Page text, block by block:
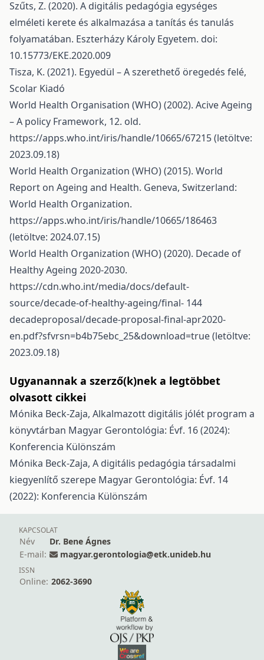
Szűts, Z. (2020). A digitális pedagógia egységes
elméleti kerete és alkalmazása a tanítás és tanulás
folyamatában. Eszterházy Károly Egyetem. doi:
10.15773/EKE.2020.009
Tisza, K. (2021). Egyedül – A szerethető öregedés felé,
Scolar Kiadó
World Health Organisation (WHO) (2002). Acive Ageing
– A policy Framework, 12. old.
https://apps.who.int/iris/handle/10665/67215(letöltve:
2023.09.18)
World Health Organization (WHO) (2015). World
Report on Ageing and Health. Geneva, Switzerland:
World Health Organization.
https://apps.who.int/iris/handle/10665/186463
(letöltve: 2024.07.15)
World Health Organization (WHO) (2020). Decade of
Healthy Ageing 2020-2030.
https://cdn.who.int/media/docs/default-
source/decade-of-healthy-ageing/final- 144
decadeproposal/decade-proposal-final-apr2020-
en.pdf?sfvrsn=b4b75ebc_25&download=true (letöltve:
2023.09.18)
Ugyanannak a szerző(k)nek a legtöbbet
olvasott cikkei
Mónika Beck-Zaja, Alkalmazott digitális jólét program a
könyvtárban Magyar Gerontológia: Évf. 16 (2024):
Konferencia Különszám
Mónika Beck-Zaja, A digitális pedagógia társadalmi
kiegyenlítő szerepe Magyar Gerontológia: Évf. 14
(2022): Konferencia Különszám
KAPCSOLAT
Név
Dr. Bene Ágnes
E-mail:
magyar.gerontologia@etk.unideb.hu
ISSN
Online: 2062-3690